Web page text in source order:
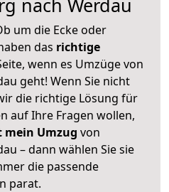
um die Ecke oder
das richtige
wenn es Umzüge von
geht! Wenn Sie nicht
die richtige Lösung für
auf Ihre Fragen wollen,
Umzug von
– dann wählen Sie sie
die passende
parat.